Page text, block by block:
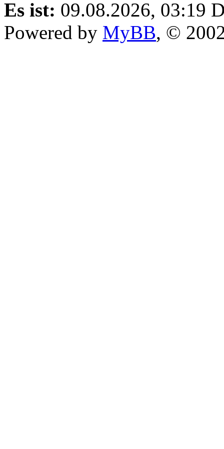
Es ist: 09.08.2026, 03:19
Powered by MyBB, ©